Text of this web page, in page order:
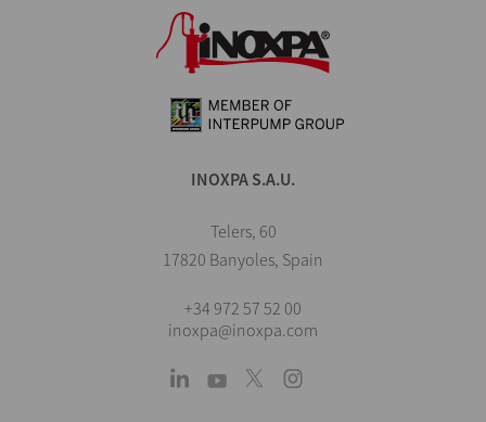
INOXPA S.A.U.
Telers, 60
17820 Banyoles, Spain
+34 972 57 52 00
inoxpa@inoxpa.com